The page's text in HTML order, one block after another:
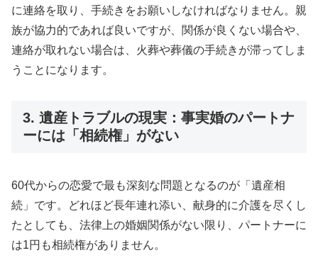
に連絡を取り、手続きをお願いしなければなりません。親
族が協力的であれば良いですが、関係が良くない場合や、
連絡が取れない場合は、火葬や葬儀の手続きが滞ってしま
うことになります。
3. 遺産トラブルの現実：事実婚のパートナ
ーには「相続権」がない
60代からの恋愛で最も深刻な問題となるのが「遺産相
続」です。どれほど長年連れ添い、献身的に介護を尽くし
たとしても、法律上の婚姻関係がない限り、パートナーに
は1円も相続権がありません。